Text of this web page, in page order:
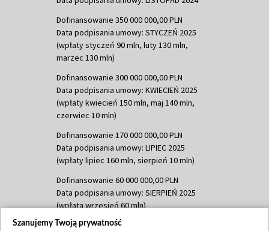
Dofinansowanie 350 000 000,00 PLN
Data podpisania umowy: STYCZEŃ 2025
(wpłaty styczeń 90 mln, luty 130 mln,
marzec 130 mln)
Dofinansowanie 300 000 000,00 PLN
Data podpisania umowy: KWIECIEŃ 2025
(wpłaty kwiecień 150 mln, maj 140 mln,
czerwiec 10 mln)
Dofinansowanie 170 000 000,00 PLN
Data podpisania umowy: LIPIEC 2025
(wpłaty lipiec 160 mln, sierpień 10 mln)
Dofinansowanie 60 000 000,00 PLN
Data podpisania umowy: SIERPIEŃ 2025
(wpłata wrzesień 60 mln)
Dofinansowanie 635 783 051,21 PLN
Szanujemy Twoją prywatność